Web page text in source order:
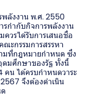
ลังงาน พ.ศ. 2550
รกำกับกิจการพลังงาน
วรได้รับการเสนอชื่อ
ณะกรรมการสรรหา
มที่กฎหมายกำหนด ซึ่ง
มศึกษาของรัฐ ทั้งนี้
คน ได้ครบกำหนดวาระ
จึงต้องดำเนิน